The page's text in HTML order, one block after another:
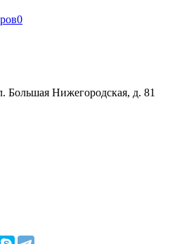
0
Большая Нижегородская, д. 81